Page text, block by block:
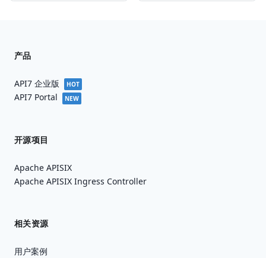
产品
API7 企业版 HOT
API7 Portal NEW
开源项目
Apache APISIX
Apache APISIX Ingress Controller
相关资源
用户案例